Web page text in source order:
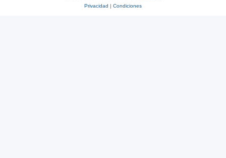
Privacidad | Condiciones